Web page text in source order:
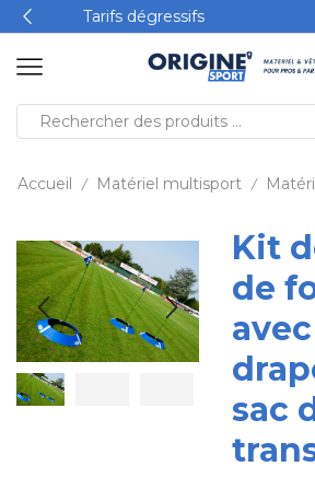
Produits 100%
Accueil / Matériel multisport /
Kit
de
sac